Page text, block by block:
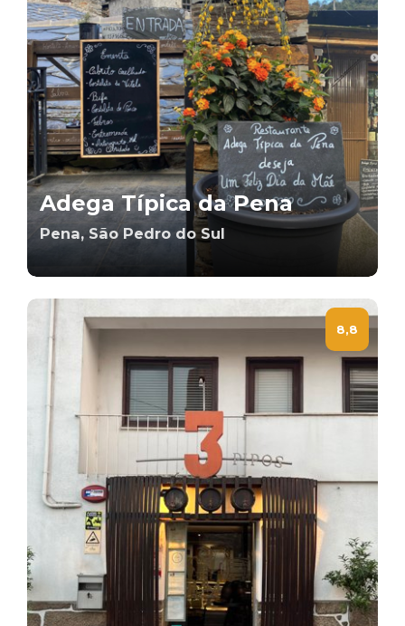
Adega Típica da Pena
Pena, São Pedro do Sul
8,8